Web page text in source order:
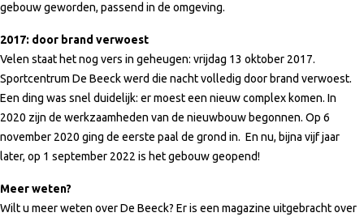
gebouw geworden, passend in de omgeving.
2017: door brand verwoest
Velen staat het nog vers in geheugen: vrijdag 13 oktober 2017.
Sportcentrum De Beeck werd die nacht volledig door brand verwoest.
Een ding was snel duidelijk: er moest een nieuw complex komen. In
2020 zijn de werkzaamheden van de nieuwbouw begonnen. Op 6
november 2020 ging de eerste paal de grond in. En nu, bijna vijf jaar
later, op 1 september 2022 is het gebouw geopend!
Meer weten?
Wilt u meer weten over De Beeck? Er is een magazine uitgebracht over